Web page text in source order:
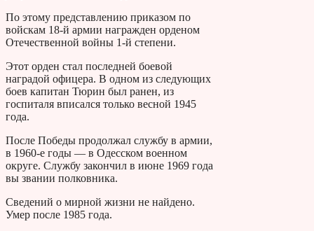
По этому представлению приказом по
войскам 18-й армии награжден орденом
Отечественной войны 1-й степени.
Этот орден стал последней боевой
наградой офицера. В одном из следующих
боев капитан Тюрин был ранен, из
госпиталя вписался только весной 1945
года.
После Победы продолжал службу в армии,
в 1960-е годы — в Одесском военном
округе. Службу закончил в июне 1969 года
вы звании полковника.
Сведений о мирной жизни не найдено.
Умер после 1985 года.